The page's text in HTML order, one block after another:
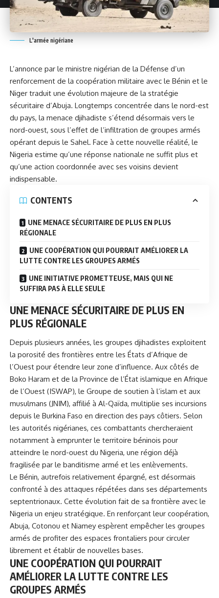
L'armée nigériane
L’annonce par le ministre nigérian de la Défense d’un
renforcement de la coopération militaire avec le Bénin et le
Niger traduit une évolution majeure de la stratégie
sécuritaire d’Abuja. Longtemps concentrée dans le nord-est
du pays, la menace djihadiste s’étend désormais vers le
nord-ouest, sous l’effet de l’infiltration de groupes armés
opérant depuis le Sahel. Face à cette nouvelle réalité, le
Nigeria estime qu’une réponse nationale ne suffit plus et
qu’une action coordonnée avec ses voisins devient
indispensable.
CONTENTS
UNE MENACE SÉCURITAIRE DE PLUS EN PLUS
RÉGIONALE
UNE COOPÉRATION QUI POURRAIT AMÉLIORER LA
LUTTE CONTRE LES GROUPES ARMÉS
UNE INITIATIVE PROMETTEUSE, MAIS QUI NE
SUFFIRA PAS À ELLE SEULE
UNE MENACE SÉCURITAIRE DE PLUS EN
PLUS RÉGIONALE
Depuis plusieurs années, les groupes djihadistes exploitent
la porosité des frontières entre les États d’Afrique de
l’Ouest pour étendre leur zone d’influence. Aux côtés de
Boko Haram et de la Province de l’État islamique en Afrique
de l’Ouest (ISWAP), le Groupe de soutien à l’islam et aux
musulmans (JNIM), affilié à Al-Qaïda, multiplie ses incursions
depuis le Burkina Faso en direction des pays côtiers. Selon
les autorités nigérianes, ces combattants chercheraient
notamment à emprunter le territoire béninois pour
atteindre le nord-ouest du Nigeria, une région déjà
fragilisée par le banditisme armé et les enlèvements.
Le Bénin, autrefois relativement épargné, est désormais
confronté à des attaques répétées dans ses départements
septentrionaux. Cette évolution fait de sa frontière avec le
Nigeria un enjeu stratégique. En renforçant leur coopération,
Abuja, Cotonou et Niamey espèrent empêcher les groupes
armés de profiter des espaces frontaliers pour circuler
librement et établir de nouvelles bases.
UNE COOPÉRATION QUI POURRAIT
AMÉLIORER LA LUTTE CONTRE LES
GROUPES ARMÉS